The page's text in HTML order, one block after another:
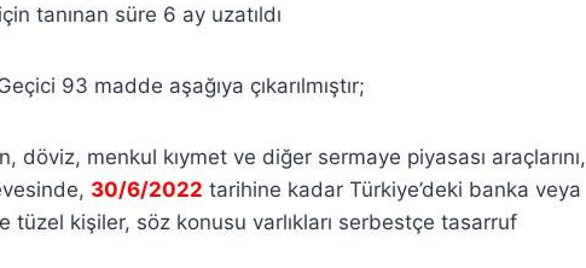
tanınan süre 6 ay uzatıldı
93 madde aşağıya çıkarılmıştır;
döviz, menkul kıymet ve diğer sermaye piyasası araçlarını,
30/6/2022 tarihine kadar Türkiye’deki banka veya
tüzel kişiler, söz konusu varlıkları serbestçe tasarruf